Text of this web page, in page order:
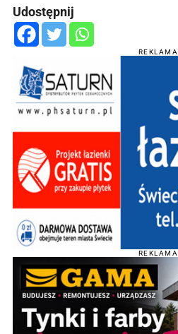
Udostępnij
REKLAMA
REKLAMA